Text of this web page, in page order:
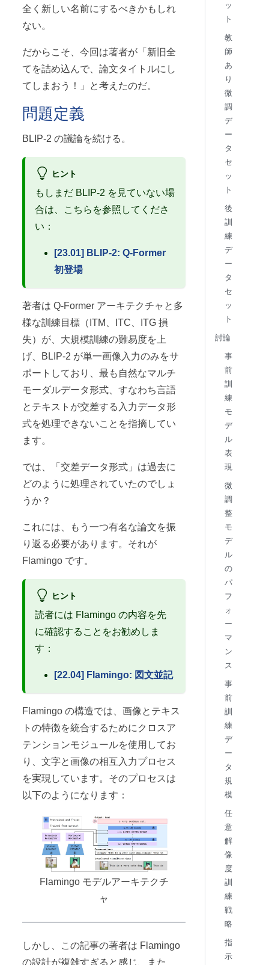
全く新しい名前にするべきかもしれ
ない。
だからこそ、今回は著者が「新旧全
てを詰め込んで、論文タイトルにし
てしまおう！」と考えたのだ。
問題定義
BLIP-2 の議論を続ける。
ヒント
もしまだ BLIP-2 を見ていない場
合は、こちらを参照してくださ
い：
[23.01] BLIP-2: Q-Former
初登場
著者は Q-Former アーキテクチャと多
様な訓練目標（ITM、ITC、ITG 損
失）が、大規模訓練の難易度を上
げ、BLIP-2 が単一画像入力のみをサ
ポートしており、最も自然なマルチ
モーダルデータ形式、すなわち言語
とテキストが交差する入力データ形
式を処理できないことを指摘してい
ます。
では、「交差データ形式」は過去に
どのように処理されていたのでしょ
うか？
これには、もう一つ有名な論文を振
り返る必要があります。それが
Flamingo です。
ヒント
読者には Flamingo の内容を先
に確認することをお勧めしま
す：
[22.04] Flamingo: 図文並記
Flamingo の構造では、画像とテキス
トの特徴を統合するためにクロスア
テンションモジュールを使用してお
り、文字と画像の相互入力プロセス
を実現しています。そのプロセスは
以下のようになります：
Flamingo モデルアーキテクチ
ャ
しかし、この記事の著者は Flamingo
の設計が複雑すぎると感じ、また
ッ
ト
教
師
あ
り
微
調
デ
ー
タ
セ
ッ
ト
後
訓
練
デ
ー
タ
セ
ッ
ト
討論
事
前
訓
練
モ
デ
ル
表
現
微
調
整
モ
デ
ル
の
パ
フ
ォ
ー
マ
ン
ス
事
前
訓
練
デ
ー
タ
規
模
任
意
解
像
度
訓
練
戦
略
指
示